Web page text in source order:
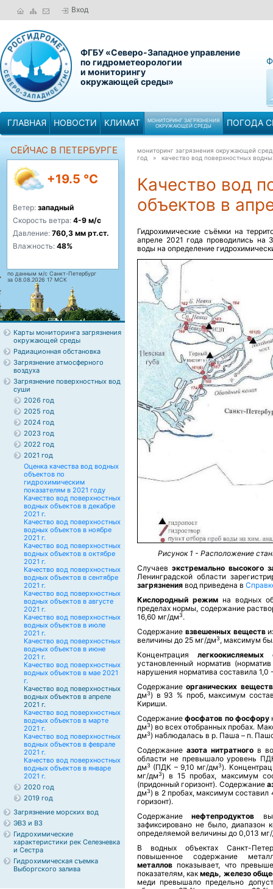
Вход
ФГБУ «Северо-Западное управление
по гидрометеорологии
и мониторингу
окружающей среды»
ГЛАВНАЯ НОВОСТИ КЛИМАТ
МОНИТОРИНГ ЗАГРЯЗНЕНИЯ
ОКРУЖАЮЩЕЙ СРЕДЫ
ПОГОДА
СЕЙЧАС В ПЕТЕРБУРГЕ
+19.5 °C
Ветер: западный
Скорость ветра: 4-9 м/с
Давление: 760,3 мм рт.ст.
Влажность: 48%
по данным м/с Санкт-Петербург
за 08.08.2026 17 МСК
Карты мониторинга загрязнения
окружающей среды
Радиационная обстановка
Загрязнение атмосферного
воздуха
Загрязнение поверхностных вод
суши
2026 год
2025 год
2024 год
2023 год
2022 год
2021 год
Оценка качества вод водных
объектов по
гидрохимическим
показателям в 2021 году
Качество вод поверхностных
водных объектов в декабре
2021 г.
Качество вод поверхностных
водных объектов в ноябре
2021 г.
Качество вод поверхностных
водных объектов в октябре
2021 г.
Качество вод поверхностных
водных объектов в сентябре
2021 г.
Качество вод поверхностных
водных объектов в августе
2021 г.
Качество вод поверхностных
водных объектов в июле
2021 г.
Качество вод поверхностных
водных объектов в июне
2021 г.
Качество вод поверхностных
водных объектов в мае 2021
г.
Качество вод поверхностных
водных объектов в апреле
2021 г.
Качество вод поверхностных
водных объектов в марте
2021 г.
Качество вод поверхностных
водных объектов в феврале
2021 г.
Качество вод поверхностных
водных объектов в январе
2021 г.
2020 год
2019 год
Загрязнение морских вод
ЭВЗ и ВЗ
Гидрохимические
характеристики рек Селезневка
и Сестра
Гидрохимическая съемка
Выборгского залива
мониторинг загрязнения окружающей
год » качество вод поверхностных
Качество вод
объектов в
Гидрохимические съёмки на
апреле 2021 года проводились на
воды на определение
Рисунок 1 - Расположение
Случаев экстремально высокого
Ленинградской области
загрязнения вод приведена в
Кислородный режим на водных
пределах нормы, содержание
16,60 мг/дм3.
Содержание взвешенных веществ
величины до 25 мг/дм3, максимум
Концентрация
установленный норматив
нарушения норматива составила 1,0
Содержаниеорганических
дм3) в 93 % проб, максимум
Кириши.
Содержаниефосфатов по фосфору
дм3) во всех отобранных пробах.
дм3) наблюдалась в р. Паша – п.
Содержание азота нитратного в
области не превышало уровень
дм3 (ПДК – 9,10 мг/дм3).
мг/дм3) в 15 пробах, максимум
(придонный горизонт). Содержание
дм3) в 2 пробах, максимум
горизонт).
Содержаниенефтепродуктов
зафиксировано не было, диапазон
определяемой величины до 0,013
В водных объектах Санкт-
повышенное содержание
металлов показывает, что
показателям, какмедь, железо
меди превышало предельно